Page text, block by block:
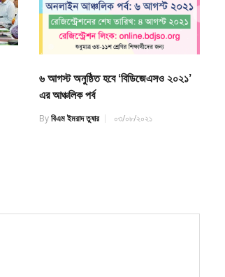
৬ আগস্ট অনুষ্ঠিত হবে ‘বিডিজেএসও ২০২১’
এর আঞ্চলিক পর্ব
Byবিএম ইমরাদ তুষার ০৩/০৮/২০২১